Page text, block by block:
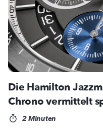
Die Hamilton
Chrono vermittelt
2 Minuten